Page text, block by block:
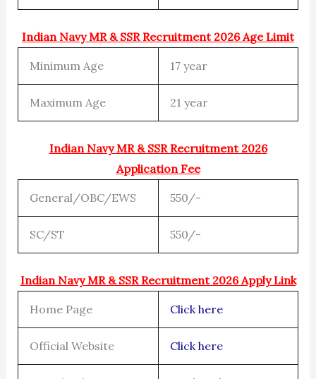
Indian Navy MR & SSR Recruitment 2026 Age Limit
Minimum Age 17 year
Maximum Age 21 year
Indian Navy MR & SSR Recruitment 2026
Application Fee
General/OBC/EWS 550/-
SC/ST 550/-
Indian Navy MR & SSR Recruitment 2026 Apply Link
Home Page Click here
Official Website Click here